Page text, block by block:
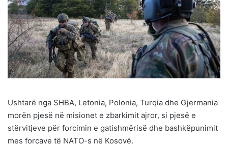
Ushtarë nga SHBA, Letonia, Polonia, Turqia dhe Gjermania
morën pjesë në misionet e zbarkimit ajror, si pjesë e
stërvitjeve për forcimin e gatishmërisë dhe bashkëpunimit
mes forcave të NATO-s në Kosovë.